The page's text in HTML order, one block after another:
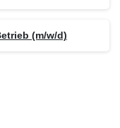
(m/w/d)